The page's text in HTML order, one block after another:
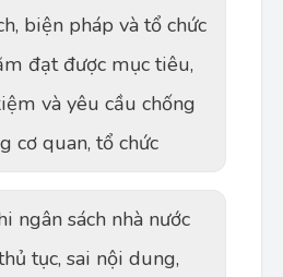
biện pháp và tổ chức
đạt được mục tiêu,
và yêu cầu chống
cơ quan, tổ chức
ngân sách nhà nước
tục, sai nội dung,